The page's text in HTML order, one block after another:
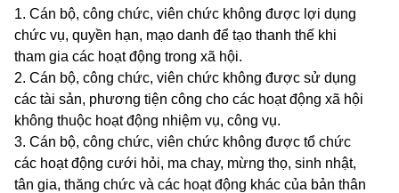
1. Cán bộ, công chức, viên chức không được lợi dụng
chức vụ, quyền hạn, mạo danh để tạo thanh thế khi
tham gia các hoạt động trong xã hội.
2. Cán bộ, công chức, viên chức không được sử dụng
các tài sản, phương tiện công cho các hoạt động xã hội
không thuộc hoạt động nhiệm vụ, công vụ.
3. Cán bộ, công chức, viên chức không được tổ chức
các hoạt động cưới hỏi, ma chay, mừng thọ, sinh nhật,
tân gia, thăng chức và các hoạt động khác của bản thân